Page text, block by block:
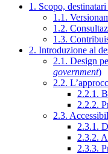
1. Scopo,
1.1.
1.2.
1.3.
2. Introduzione al
2.1. Design
government)
2.2.
2.2.1.
2.2.2.
2.3.
2.3.1.
2.3.2.
2.3.3.